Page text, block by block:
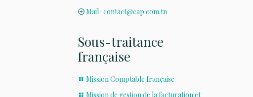
Mail : contact@cap.com.tn
Sous-traitance
française
Mission Comptable française
Mission de gestion de la facturation et